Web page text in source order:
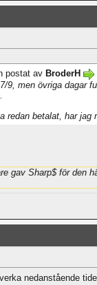
postat av BroderH
9, men övriga dagar
redan betalat, har
gav Sharp$ för den
nedanstående